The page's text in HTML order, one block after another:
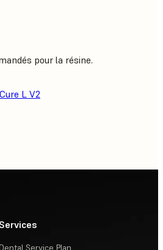
pour la résine.
L V2
Services
Service Plan